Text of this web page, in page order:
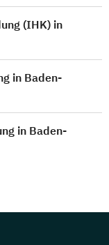
(IHK) in
in Baden-
in Baden-